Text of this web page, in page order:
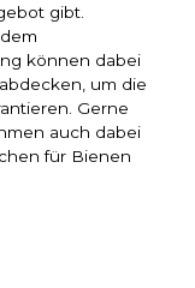
gibt.
können dabei
um die
Gerne
auch dabei
für Bienen